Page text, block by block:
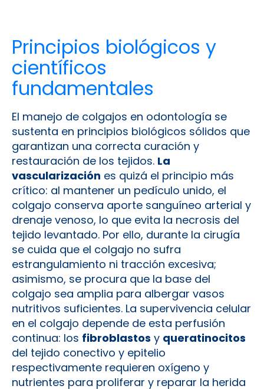
Principios biológicos y
científicos
fundamentales
El manejo de colgajos en odontología se
sustenta en principios biológicos sólidos que
garantizan una correcta curación y
restauración de los tejidos. La
vascularización es quizá el principio más
crítico: al mantener un pedículo unido, el
colgajo conserva aporte sanguíneo arterial y
drenaje venoso, lo que evita la necrosis del
tejido levantado. Por ello, durante la cirugía
se cuida que el colgajo no sufra
estrangulamiento ni tracción excesiva;
asimismo, se procura que la base del
colgajo sea amplia para albergar vasos
nutritivos suficientes. La supervivencia celular
en el colgajo depende de esta perfusión
continua: los fibroblastos y queratinocitos
del tejido conectivo y epitelio
respectivamente requieren oxígeno y
nutrientes para proliferar y reparar la herida